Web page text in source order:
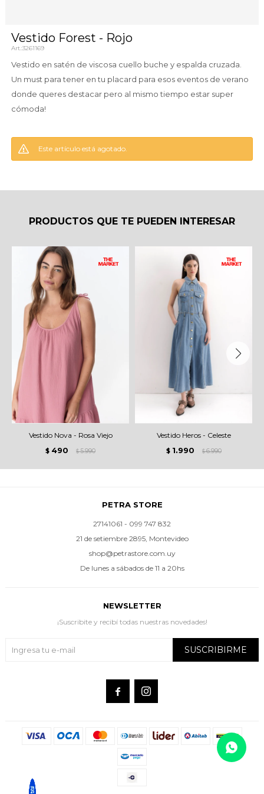
Vestido Forest - Rojo
3261169
Vestido en satén de viscosa cuello buche y espalda cruzada.
Un must para tener en tu placard para esos eventos de verano
donde queres destacar pero al mismo tiempo estar super
cómoda!
Este artículo está agotado.
PRODUCTOS QUE TE PUEDEN INTERESAR
Vestido Nova - Rosa Viejo
$ 490 $ 5.990
Vestido Heros - Celeste
$ 1.990 $ 6.990
PETRA STORE
27141061 - 099 747 832
21 de setiembre 2895, Montevideo
shop@petrastore.com.uy
De lunes a sábados de 11 a 20hs
NEWSLETTER
¡Suscribite y recibí todas nuestras novedades!
SUSCRIBIRME
 